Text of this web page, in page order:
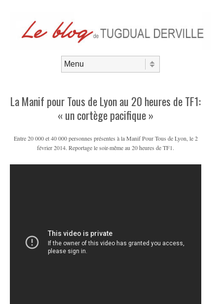
La Manif pour Tous de Lyon au 20 heures de TF1:
« un cortège pacifique »
Entre 20 000 et 40 000 personnes présentes à la Manif Pour Tous de Lyon, le 2
février 2014. Reportage le soir-même au 20 heures de TF1.